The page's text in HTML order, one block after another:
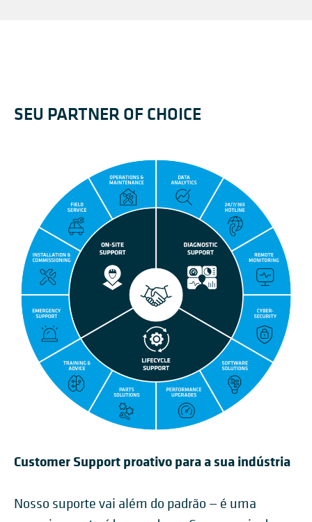
SEU PARTNER OF CHOICE
Customer Support proativo para a sua indústria
Nosso suporte vai além do padrão — é uma